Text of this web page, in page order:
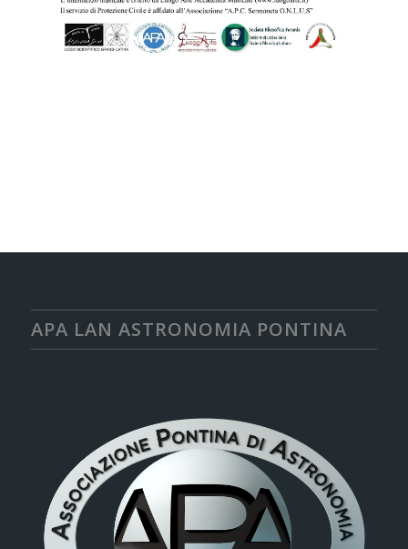
APA LAN ASTRONOMIA PONTINA